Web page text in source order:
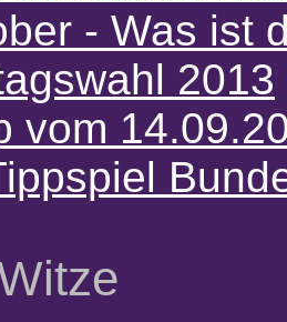
- Was ist
2013
vom